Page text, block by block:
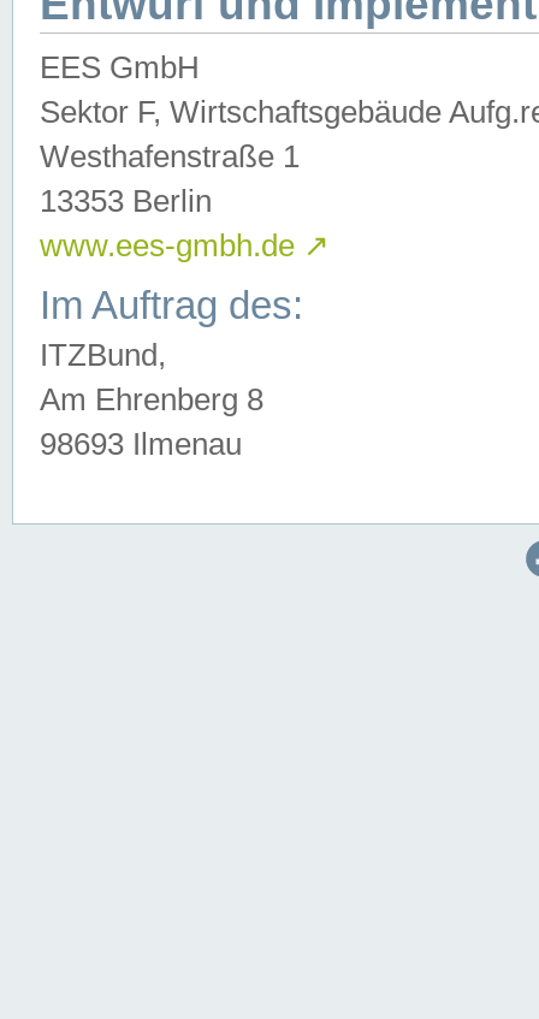
EES GmbH
Sektor F, Wirtschaftsgebäude
Westhafenstraße 1
13353 Berlin
www.ees-gmbh.de ↗
Im Auftrag des:
ITZBund,
Am Ehrenberg 8
98693 Ilmenau